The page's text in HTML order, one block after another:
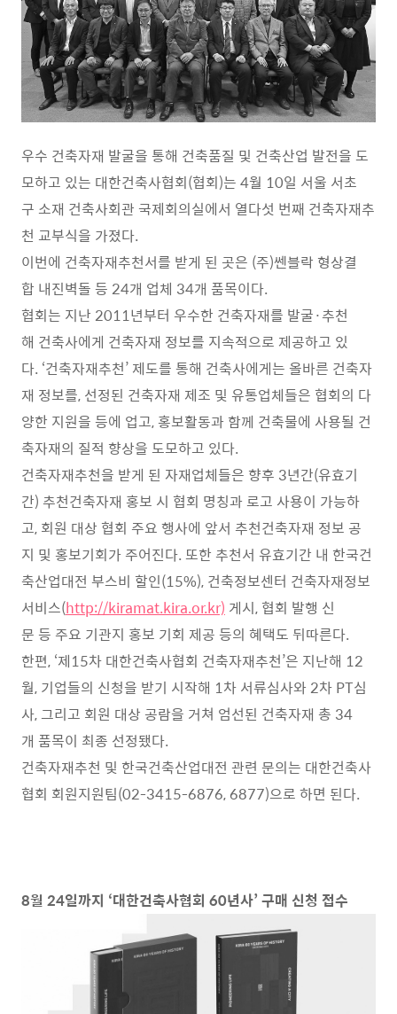
우수 건축자재 발굴을 통해 건축품질 및 건축산업 발전을 도
모하고 있는 대한건축사협회(협회)는 4월 10일 서울 서초
구 소재 건축사회관 국제회의실에서 열다섯 번째 건축자재추
천 교부식을 가졌다.
이번에 건축자재추천서를 받게 된 곳은 (주)쎈블락 형상결
합 내진벽돌 등 24개 업체 34개 품목이다.
협회는 지난 2011년부터 우수한 건축자재를 발굴·추천
해 건축사에게 건축자재 정보를 지속적으로 제공하고 있
다. ‘건축자재추천’ 제도를 통해 건축사에게는 올바른 건축자
재 정보를, 선정된 건축자재 제조 및 유통업체들은 협회의 다
양한 지원을 등에 업고, 홍보활동과 함께 건축물에 사용될 건
축자재의 질적 향상을 도모하고 있다.
건축자재추천을 받게 된 자재업체들은 향후 3년간(유효기
간) 추천건축자재 홍보 시 협회 명칭과 로고 사용이 가능하
고, 회원 대상 협회 주요 행사에 앞서 추천건축자재 정보 공
지 및 홍보기회가 주어진다. 또한 추천서 유효기간 내 한국건
축산업대전 부스비 할인(15%), 건축정보센터 건축자재정보
서비스(http://kiramat.kira.or.kr) 게시, 협회 발행 신
문 등 주요 기관지 홍보 기회 제공 등의 혜택도 뒤따른다.
한편, ‘제15차 대한건축사협회 건축자재추천’은 지난해 12
월, 기업들의 신청을 받기 시작해 1차 서류심사와 2차 PT심
사, 그리고 회원 대상 공람을 거쳐 엄선된 건축자재 총 34
개 품목이 최종 선정됐다.
건축자재추천 및 한국건축산업대전 관련 문의는 대한건축사
협회 회원지원팀(02-3415-6876, 6877)으로 하면 된다.
8월 24일까지 ‘대한건축사협회 60년사’ 구매 신청 접수